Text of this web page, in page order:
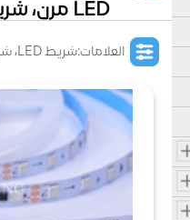
LED مرن، شريط LED 12 فولت
العلامات:شريط LED، شريط LED مرن، شريط LED 12 فولت